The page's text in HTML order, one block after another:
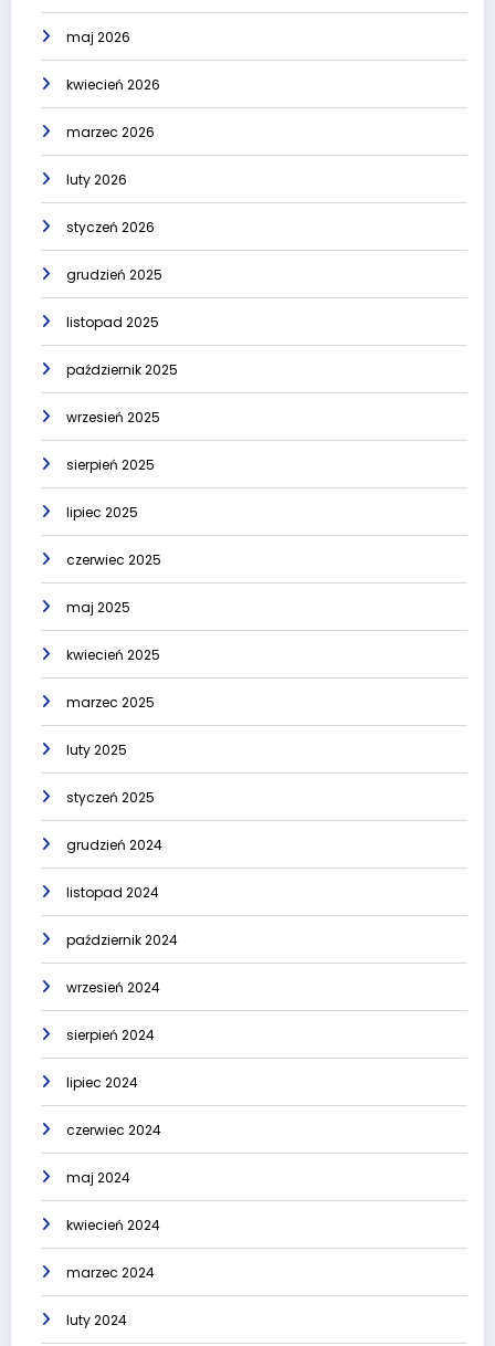
maj 2026
kwiecień 2026
marzec 2026
luty 2026
styczeń 2026
grudzień 2025
listopad 2025
październik 2025
wrzesień 2025
sierpień 2025
lipiec 2025
czerwiec 2025
maj 2025
kwiecień 2025
marzec 2025
luty 2025
styczeń 2025
grudzień 2024
listopad 2024
październik 2024
wrzesień 2024
sierpień 2024
lipiec 2024
czerwiec 2024
maj 2024
kwiecień 2024
marzec 2024
luty 2024